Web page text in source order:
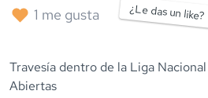
1 me gusta ¿Le das un like?
Travesía dentro de la Liga
Abiertas